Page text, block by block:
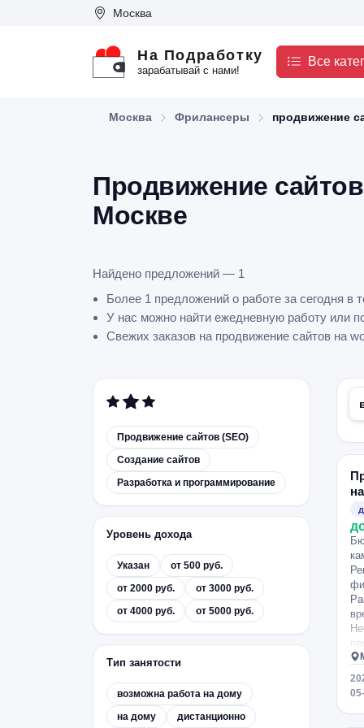
Москва
На Подработку
зарабатывай с нами!
Все
Москва Фрилансеры продвижение
Продвижение
Москве
Найдено предложений — 1
Более 1 предложений о работе за сегодня в
У нас можно найти ежедневную работу или
Свежих заказов на продвижение сайтов на
Продвижение сайтов (SEO)
Создание сайтов
Разработка и программирование
Уровень дохода
Указан
от 500 руб.
от 2000 руб.
от 3000 руб.
от 4000 руб.
от 5000 руб.
Тип занятости
возможна работа на дому
на дому
дистанционно